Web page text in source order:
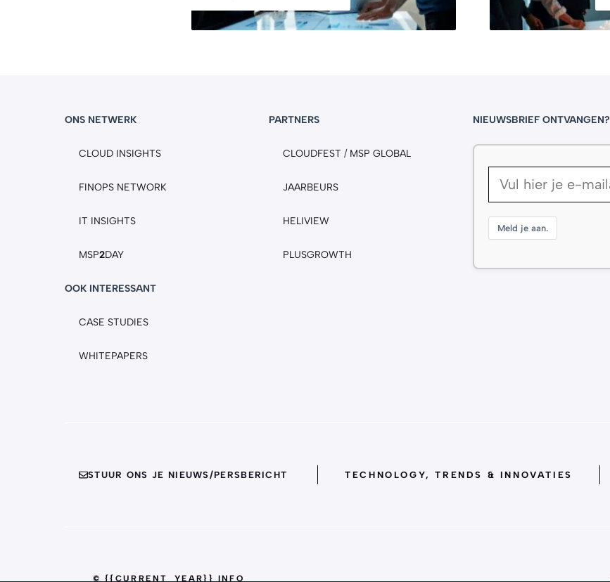
ONS NETWERK
CLOUD INSIGHTS
FINOPS NETWORK
IT INSIGHTS
MSP2DAY
OOK INTERESSANT
CASE STUDIES
WHITEPAPERS
PARTNERS
CLOUDFEST / MSP GLOBAL
JAARBEURS
HELIVIEW
PLUSGROWTH
NIEUWSBRIEF ONTVANGEN?
Meld je aan.
STUUR ONS JE NIEUWS/PERSBERICHT TECHNOLOGY, TRENDS & INNOVATIES
© {{CURRENT_YEAR}} INFO